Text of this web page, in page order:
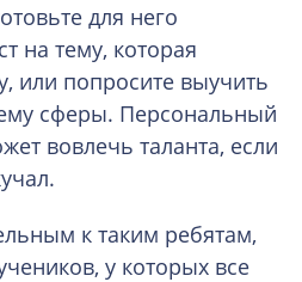
для него
на тему, которая
или попросите выучить
сферы. Персональный
вовлечь таланта, если
к таким ребятам,
у которых все